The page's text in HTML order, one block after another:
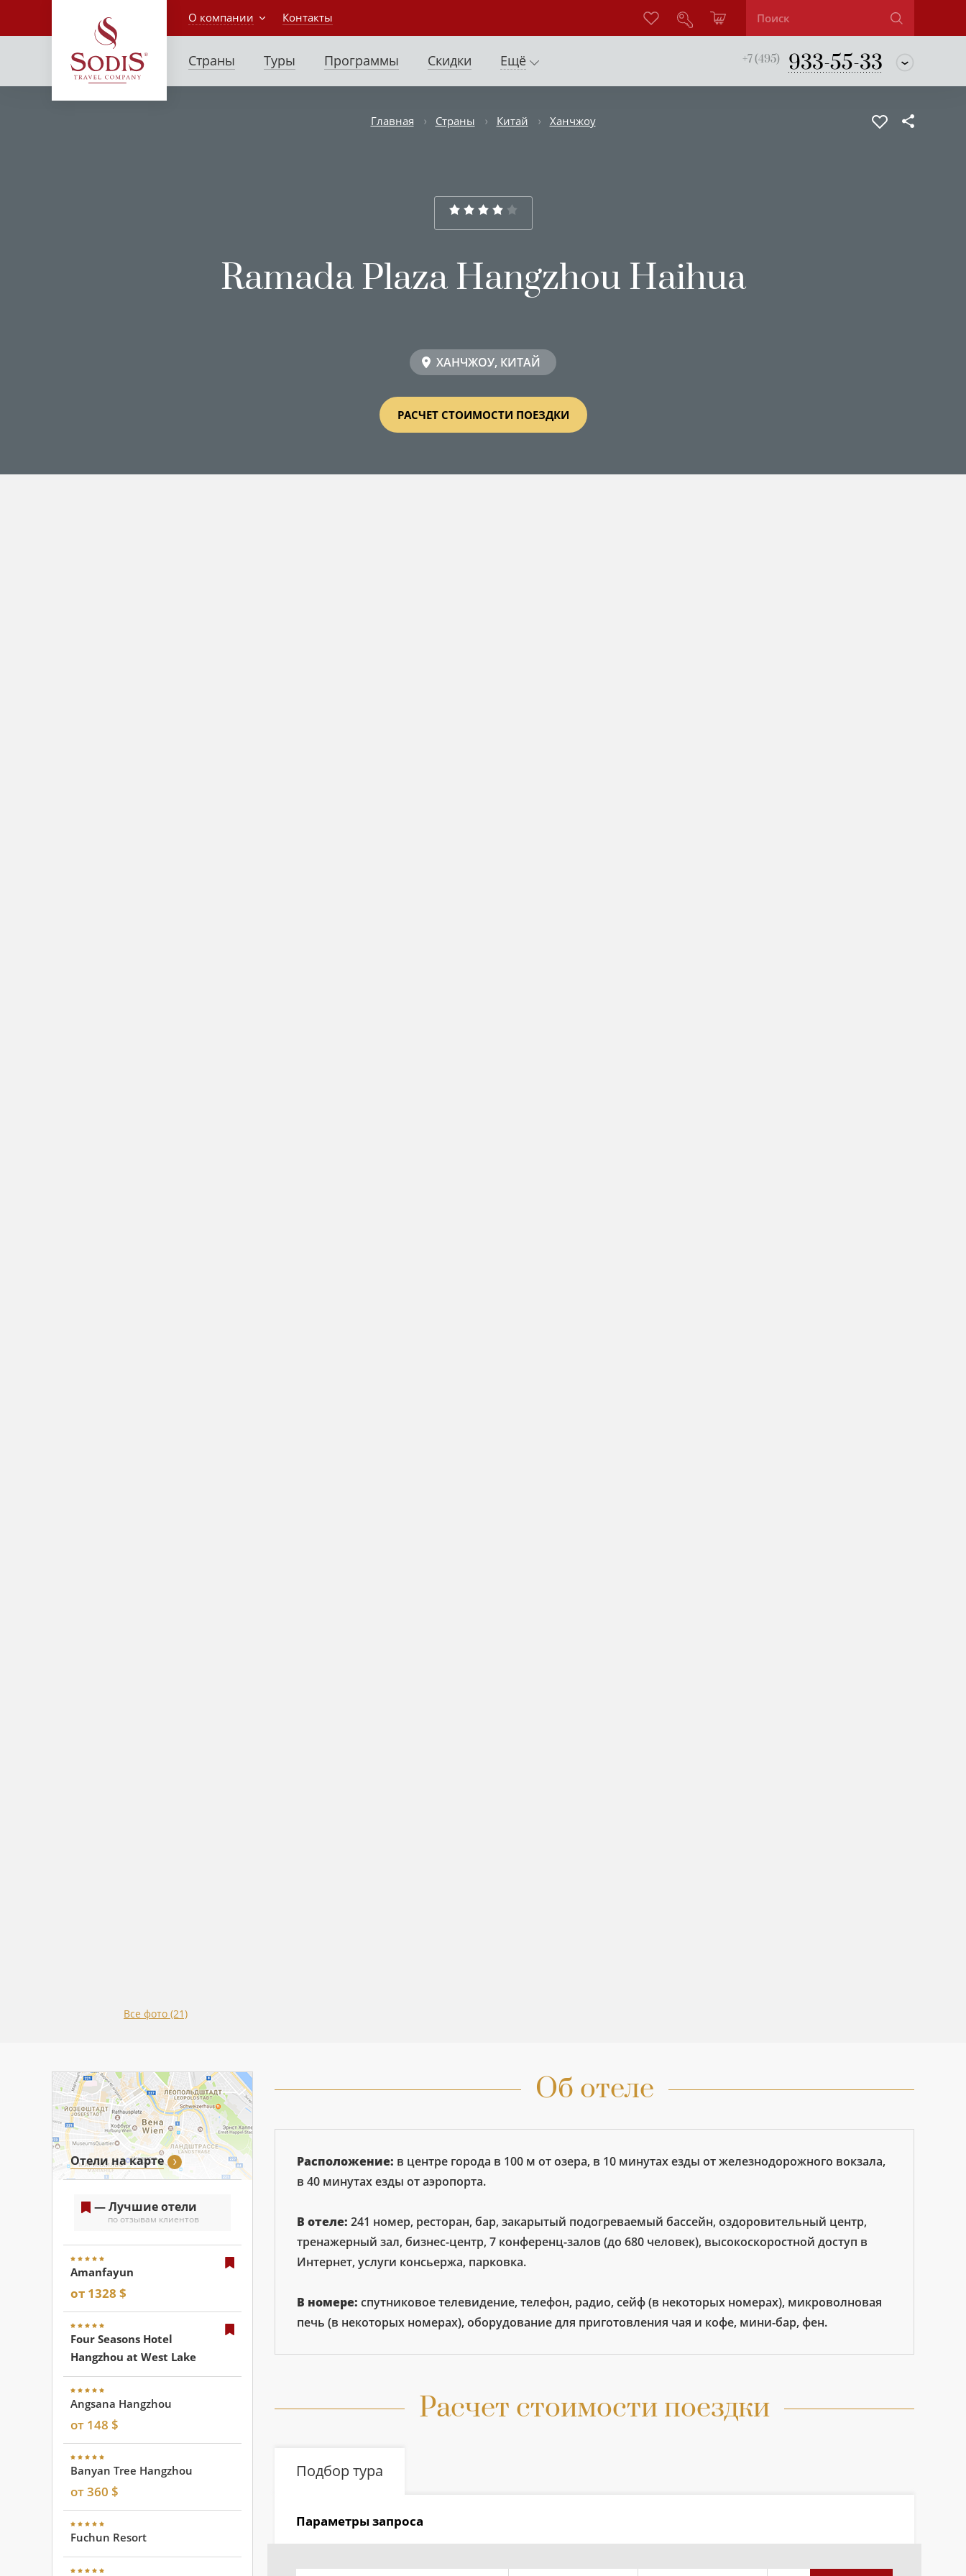
О компании Контакты
Страны Туры Программы Скидки Ещё +7 (495) 933-55-33
Главная Страны Китай Ханчжоу
Ramada Plaza Hangzhou Haihua
ХАНЧЖОУ, КИТАЙ
РАСЧЕТ СТОИМОСТИ ПОЕЗДКИ
Все фото (21)
Отели на карте
— Лучшие отели
по отзывам клиентов
Amanfayun
от 1328 $
Four Seasons Hotel
Hangzhou at West Lake
Angsana Hangzhou
от 148 $
Banyan Tree Hangzhou
от 360 $
Fuchun Resort
Об отеле
Расположение: в центре города в 100 м от озера, в 10 минутах езды от железнодорожного вокзала,
в 40 минутах езды от аэропорта.
В отеле: 241 номер, ресторан, бар, закарытый подогреваемый бассейн, оздоровительный центр,
тренажерный зал, бизнес-центр, 7 конференц-залов (до 680 человек), высокоскоростной доступ в
Интернет, услуги консьержа, парковка.
В номере: спутниковое телевидение, телефон, радио, сейф (в некоторых номерах), микроволновая
печь (в некоторых номерах), оборудование для приготовления чая и кофе, мини-бар, фен.
Расчет стоимости поездки
Подбор тура
Параметры запроса